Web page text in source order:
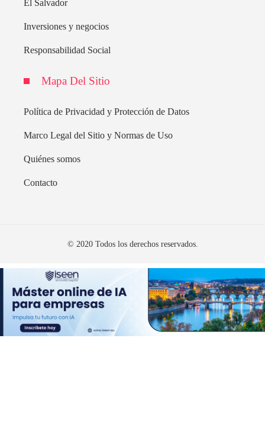
El Salvador
Inversiones y negocios
Responsabilidad Social
Mapa Del Sitio
Política de Privacidad y Protección de Datos
Marco Legal del Sitio y Normas de Uso
Quiénes somos
Contacto
© 2020 Todos los derechos reservados.